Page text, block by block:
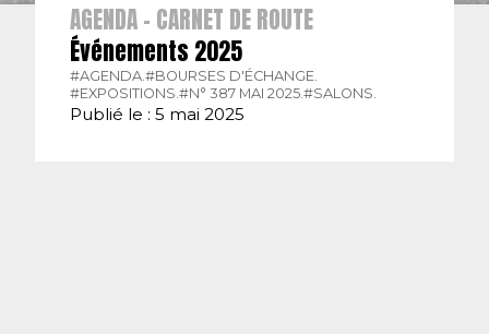
AGENDA - CARNET DE ROUTE
Événements 2025
#AGENDA. #BOURSES D'ÉCHANGE.
#EXPOSITIONS. #N° 387 MAI 2025. #SALONS.
Publié le : 5 mai 2025